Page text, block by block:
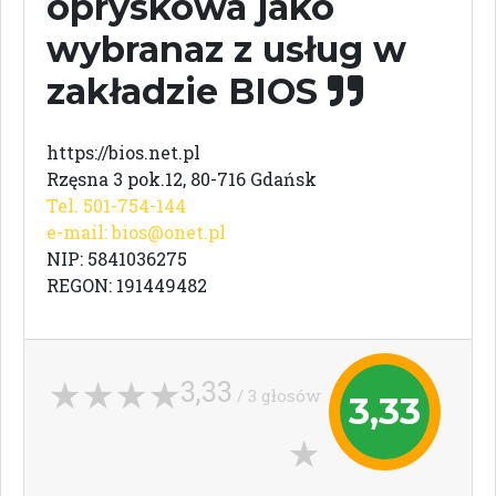
wybranaz z usług w
zakładzie BIOS
https://bios.net.pl
Rzęsna 3 pok.12, 80-716 Gdańsk
Tel. 501-754-144
e-mail:bios@onet.pl
NIP: 5841036275
REGON: 191449482
3,33
3,33 / 3 głosów